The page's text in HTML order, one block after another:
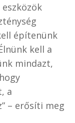
építenünk
kell a
mindazt,
a
– erősíti meg